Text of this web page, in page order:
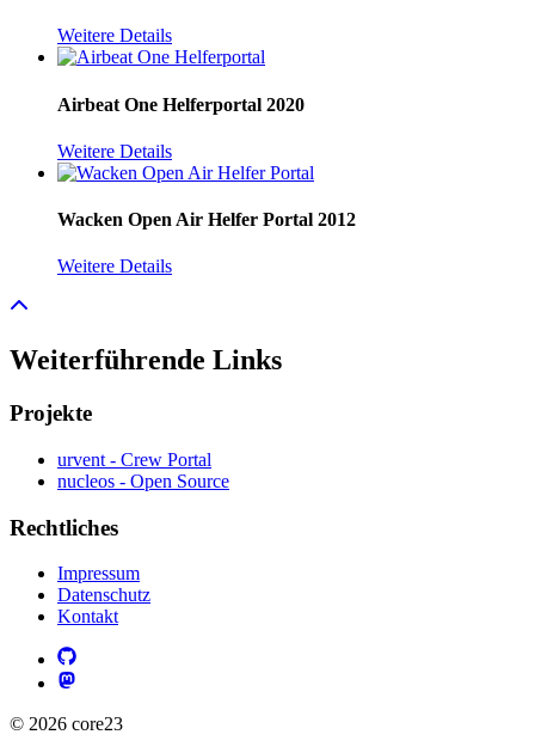
Weitere Details
Airbeat One Helferportal 2020
Weitere Details
Wacken Open Air Helfer Portal 2012
Weitere Details
Weiterführende Links
Projekte
urvent - Crew Portal
nucleos - Open Source
Rechtliches
Impressum
Datenschutz
Kontakt
© 2026 core23